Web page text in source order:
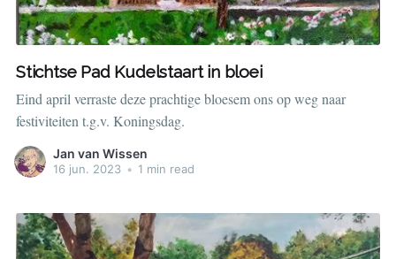
Stichtse Pad Kudelstaart in bloei
Eind april verraste deze prachtige bloesem ons op weg naar
festiviteiten t.g.v. Koningsdag.
Jan van Wissen
16 jun. 2023 • 1 min read